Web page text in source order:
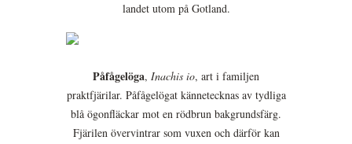
landet utom på Gotland.
Påfågelöga, Inachis io, art i familjen
praktfjärilar. Påfågelögat kännetecknas av tydliga
blå ögonfläckar mot en rödbrun bakgrundsfärg.
Fjärilen övervintrar som vuxen och därför kan